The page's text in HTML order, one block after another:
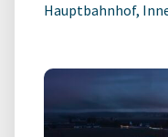
Hauptbahnhof,